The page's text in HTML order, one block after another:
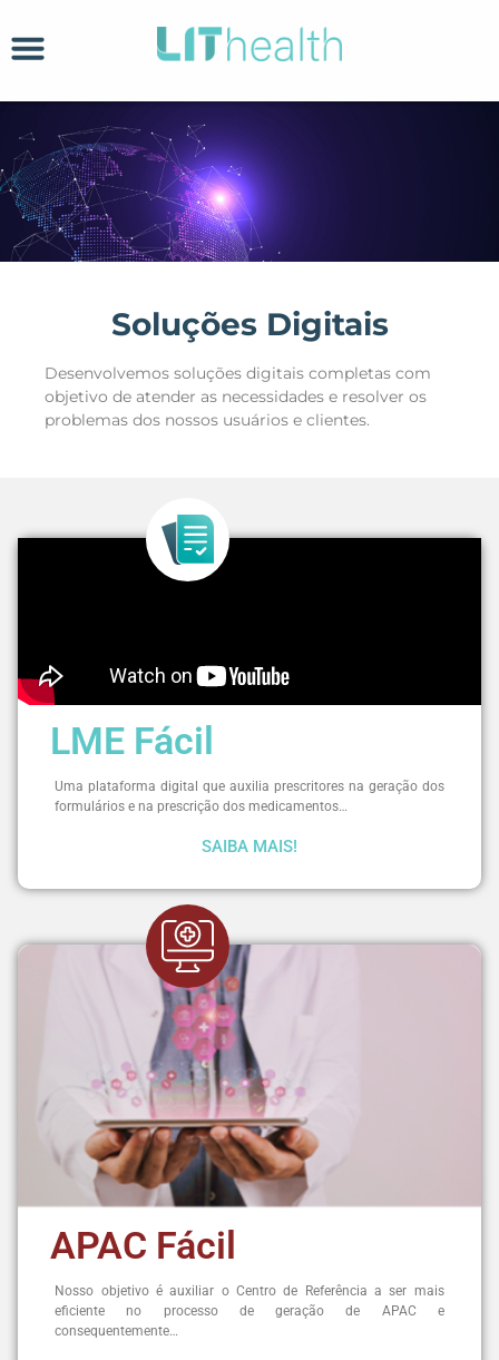
Soluções Digitais
Desenvolvemos soluções digitais completas com
objetivo de atender as necessidades e resolver os
problemas dos nossos usuários e clientes.
LME Fácil
Uma plataforma digital que auxilia prescritores na geração dos
formulários e na prescrição dos medicamentos…
SAIBA MAIS!
APAC Fácil
Nosso objetivo é auxiliar o Centro de Referência a ser mais
eficiente no processo de geração de APAC e
consequentemente…